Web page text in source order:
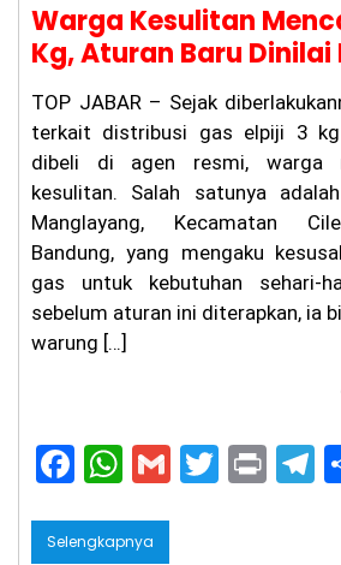
Warga Kesulitan
Kg, Aturan Baru
TOP JABAR – Sejak
terkait distribusi gas elpiji 3
dibeli di agen resmi, warga
kesulitan. Salah satunya
Manglayang, Kecamatan
Bandung, yang mengaku
gas untuk kebutuhan sehari-
sebelum aturan ini diterapkan, ia
warung […]
F
a
c
W
h
a
G
m
T
w
Pr
in
T
Selengkapnya